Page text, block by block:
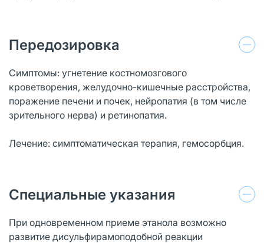
Передозировка
Симптомы: угнетение костномозгового
кроветворения, желудочно-кишечные расстройства,
поражение печени и почек, нейропатия (в том числе
зрительного нерва) и ретинопатия.
Лечение: симптоматическая терапия, гемосорбция.
Специальные указания
При одновременном приеме этанола возможно
развитие дисульфирамоподобной реакции